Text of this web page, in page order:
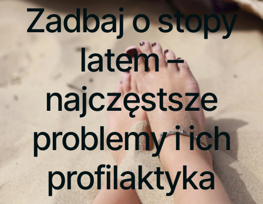
Zadbaj o stopy
latem –
najczęstsze
problemy i ich
profilaktyka